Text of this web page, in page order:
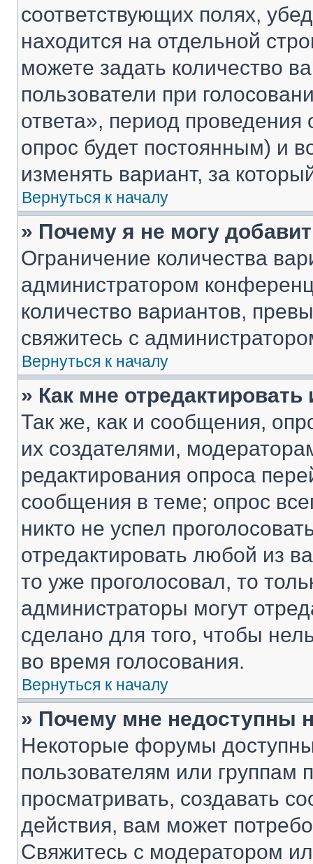
соответствующих полях,
находится на отдельной
можете задать количество
пользователи при
ответа», период проведения
опрос будет постоянным) и
изменять вариант, за
Вернуться к началу
» Почему я не могу
Ограничение количества
администратором
количество вариантов,
свяжитесь с
Вернуться к началу
» Как мне
Так же, как и сообщения,
их создателями,
редактирования опроса
сообщения в теме; опрос
никто не успел
отредактировать любой из
то уже проголосовал, то
администраторы могут
сделано для того, чтобы
во время голосования.
Вернуться к началу
» Почему мне недоступны
Некоторые форумы
пользователям или группам
просматривать, создавать
действия, вам может
Свяжитесь с модератором